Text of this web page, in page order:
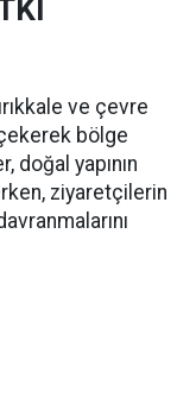
ve çevre
bölge
doğal yapının
ziyaretçilerin